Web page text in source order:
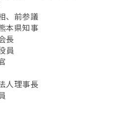
、前参議
本県知事
長
員
人理事長